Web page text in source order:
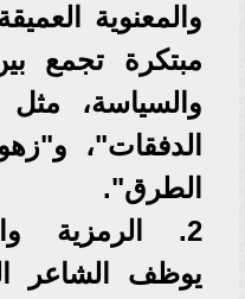
والمعنوية
مبتكرة تجمع
والسياسة، مثل
الدفقات"،
الطرق".
2. الرمزية
يوظف الشاعر